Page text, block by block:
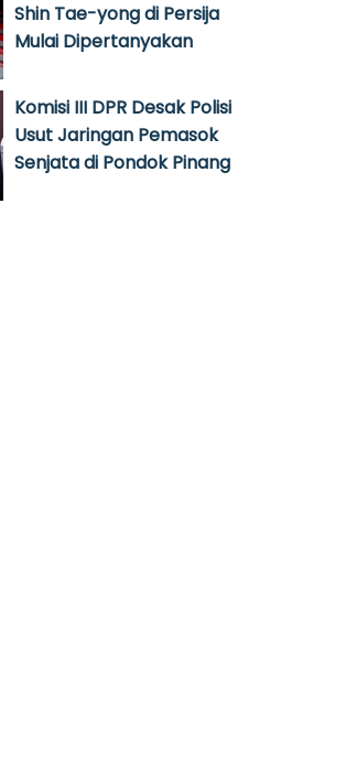
Shin Tae-yong di Persija
Mulai Dipertanyakan
Komisi III DPR Desak Polisi
Usut Jaringan Pemasok
Senjata di Pondok Pinang